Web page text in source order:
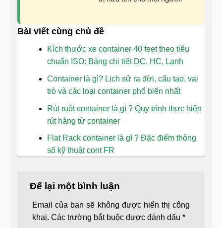
Bài viết cùng chủ đề
Kích thước xe container 40 feet theo tiêu
chuẩn ISO: Bảng chi tiết DC, HC, Lạnh
Container là gì? Lịch sử ra đời, cấu tạo, vai
trò và các loại container phổ biến nhất
Rút ruột container là gì ? Quy trình thực hiện
rút hàng từ container
Flat Rack container là gì ? Đặc điểm thông
số kỹ thuật cont FR
Để lại một bình luận
Email của bạn sẽ không được hiển thị công
khai. Các trường bắt buộc được đánh dấu *